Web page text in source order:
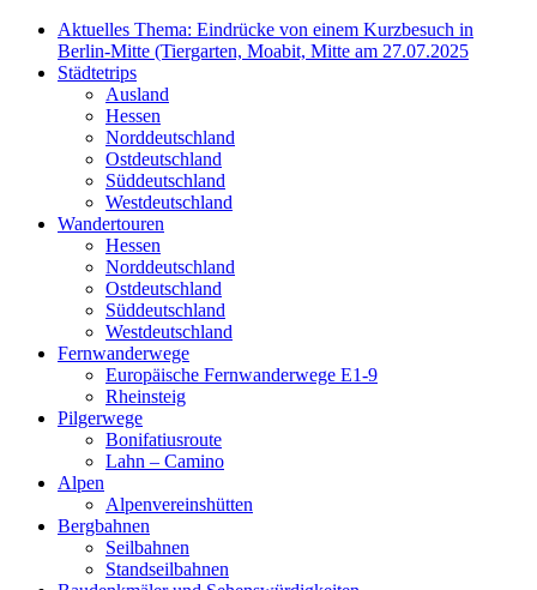
Aktuelles Thema: Eindrücke von einem Kurzbesuch in
Berlin-Mitte (Tiergarten, Moabit, Mitte am 27.07.2025
Städtetrips
Ausland
Hessen
Norddeutschland
Ostdeutschland
Süddeutschland
Westdeutschland
Wandertouren
Hessen
Norddeutschland
Ostdeutschland
Süddeutschland
Westdeutschland
Fernwanderwege
Europäische Fernwanderwege E1-9
Rheinsteig
Pilgerwege
Bonifatiusroute
Lahn – Camino
Alpen
Alpenvereinshütten
Bergbahnen
Seilbahnen
Standseilbahnen